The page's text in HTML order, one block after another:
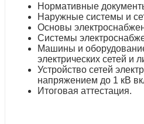
Нормативные
Наружные системы и
Основы
Системы
Машины и
электрических сетей и
Устройство сетей
напряжением до 1 кВ
Итоговая аттестация.